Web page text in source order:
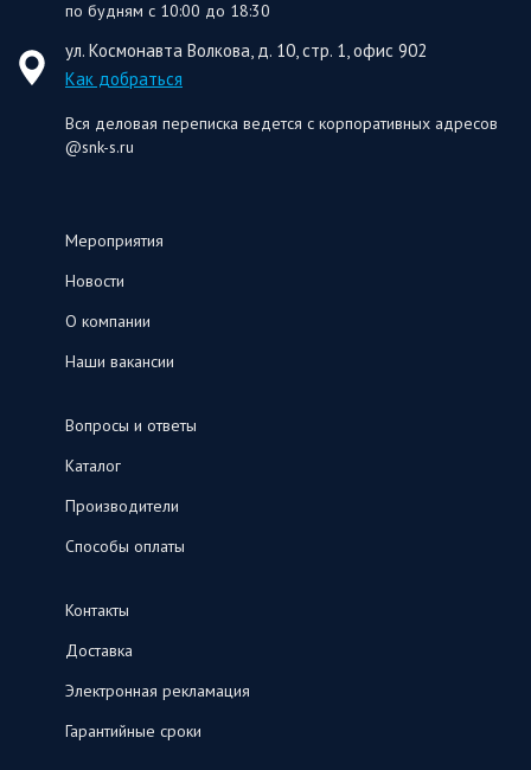
по будням с 10:00 до 18:30
ул. Космонавта Волкова, д. 10, стр. 1, офис 902
Как добраться
Вся деловая переписка ведется с корпоративных адресов
@snk-s.ru
Мероприятия
Новости
О компании
Наши вакансии
Вопросы и ответы
Каталог
Производители
Способы оплаты
Контакты
Доставка
Электронная рекламация
Гарантийные сроки